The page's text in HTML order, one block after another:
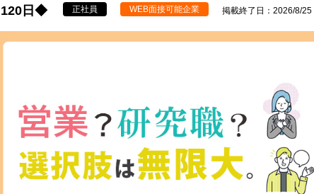
120日◆
正社員 WEB面接可能企業 掲載終了日：2026/8/25